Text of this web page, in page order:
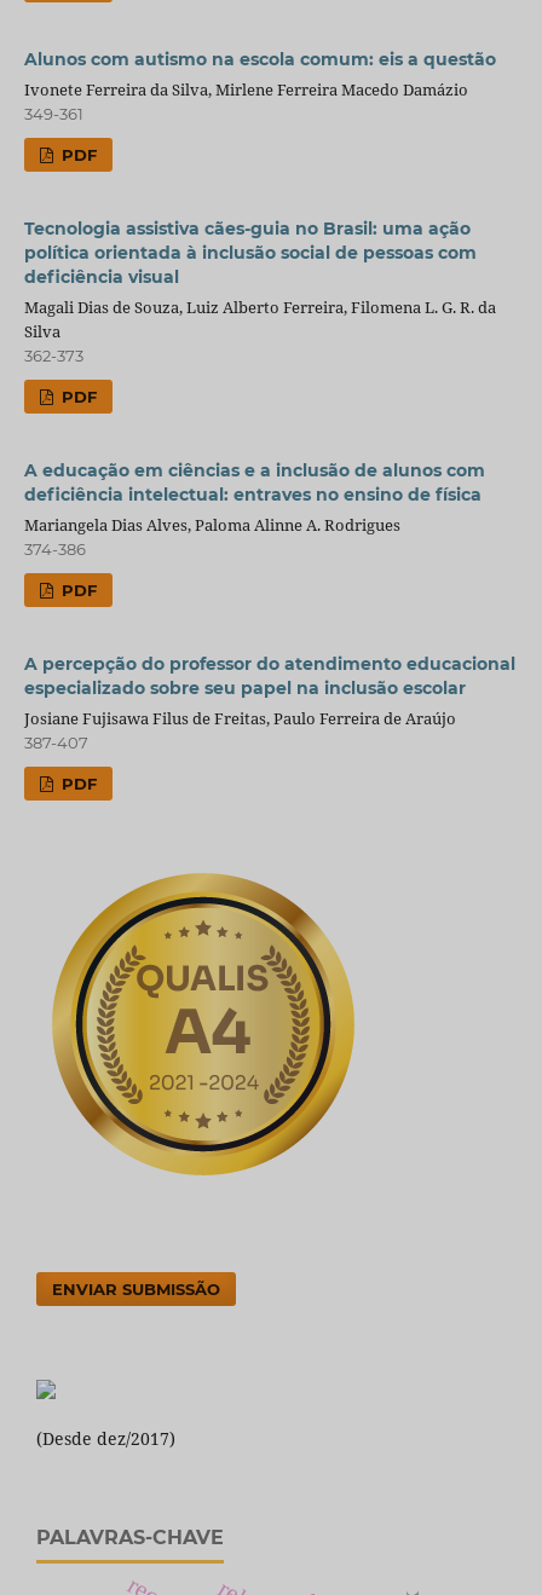
Alunos com autismo na escola comum: eis a questão
Ivonete Ferreira da Silva, Mirlene Ferreira Macedo Damázio
349-361
PDF
Tecnologia assistiva cães-guia no Brasil: uma ação
política orientada à inclusão social de pessoas com
deficiência visual
Magali Dias de Souza, Luiz Alberto Ferreira, Filomena L. G. R. da
Silva
362-373
PDF
A educação em ciências e a inclusão de alunos com
deficiência intelectual: entraves no ensino de física
Mariangela Dias Alves, Paloma Alinne A. Rodrigues
374-386
PDF
A percepção do professor do atendimento educacional
especializado sobre seu papel na inclusão escolar
Josiane Fujisawa Filus de Freitas, Paulo Ferreira de Araújo
387-407
PDF
ENVIAR SUBMISSÃO
(Desde dez/2017)
PALAVRAS-CHAVE